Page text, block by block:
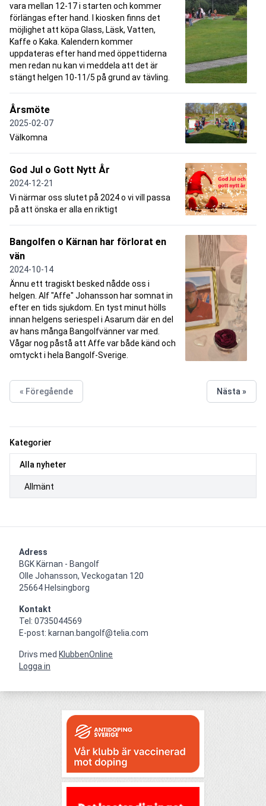
Kategorier
Alla nyheter
Allmänt
vara mellan 12-17 i starten och kommer
förlängas efter hand. I kiosken finns det
möjlighet att köpa Glass, Läsk, Vatten,
Kaffe o Kaka. Kalendern kommer
uppdateras efter hand med öppettiderna
men redan nu kan vi meddela att det är
stängt helgen 10-11/5 på grund av tävling.
Årsmöte
2025-02-07
Välkomna
God Jul o Gott Nytt År
2024-12-21
Vi närmar oss slutet på 2024 o vi vill passa
på att önska er alla en riktigt
Bangolfen o Kärnan har förlorat en
vän
2024-10-14
Ännu ett tragiskt besked nådde oss i
helgen. Alf "Affe" Johansson har somnat in
efter en tids sjukdom. En tyst minut hölls
innan helgens seriespel i Asarum där en del
av hans många Bangolfvänner var med.
Vågar nog påstå att Affe var både känd och
omtyckt i hela Bangolf-Sverige.
« Föregående Nästa »
Adress
BGK Kärnan - Bangolf
Olle Johansson, Veckogatan 120
25664 Helsingborg
Kontakt
Tel: 0735044569
E-post: karnan.bangolf@telia.com
Drivs med KlubbenOnline
Logga in